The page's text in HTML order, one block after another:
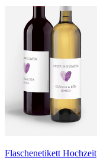
Flaschenetikett Hochzeit